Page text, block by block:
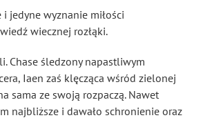
i jedyne wyznanie miłości
wiecznej rozłąki.
Chase śledzony napastliwym
Iaen zaś klęcząca wśród zielonej
sama ze swoją rozpaczą. Nawet
najbliższe i dawało schronienie oraz